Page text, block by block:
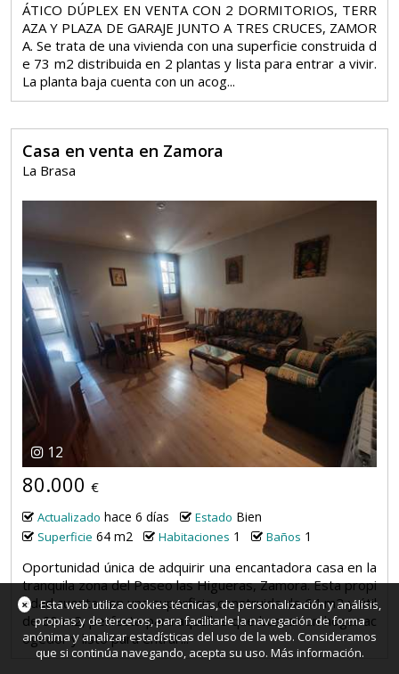
ÁTICO DÚPLEX EN VENTA CON 2 DORMITORIOS, TERR
AZA Y PLAZA DE GARAJE JUNTO A TRES CRUCES, ZAMOR
A. Se trata de una vivienda con una superficie construida d
e 73 m2 distribuida en 2 plantas y lista para entrar a vivir.
La planta baja cuenta con un acog...
Casa en venta en Zamora
La Brasa
12
80.000 €
Actualizado hace 6 días Estado Bien
Superficie 64 m2 Habitaciones 1 Baños 1
Oportunidad única de adquirir una encantadora casa en la
tranquila zona del Paseo las Higueras, Zamora. Esta propi
edad cuenta con una superficie construida de 64 m2 y útil
de 60 m2, perfecta para aquellos que buscan un hogar ac
ogedor y listo para entrar...
×
Esta web utiliza cookies técnicas, de personalización y análisis,
propias y de terceros, para facilitarle la navegación de forma
anónima y analizar estadísticas del uso de la web. Consideramos
que si continúa navegando, acepta su uso. Más información.